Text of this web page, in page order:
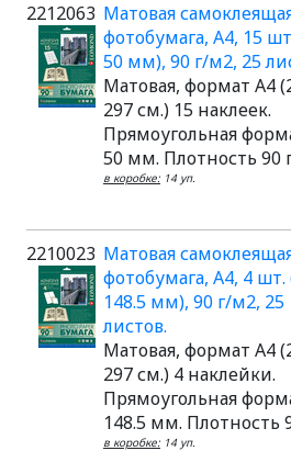
2212063 Матовая
фотобумага, A4, 15
50 мм), 90 г/м2, 25
Матовая, формат A4
297 см.) 15 наклеек.
Прямоугольная
50 мм. Плотность 90
в коробке: 14 уп.
2210023 Матовая
фотобумага, A4, 4 шт.
148.5 мм), 90 г/м2, 25
листов.
Матовая, формат A4
297 см.) 4 наклейки.
Прямоугольная
148.5 мм. Плотность
в коробке: 14 уп.